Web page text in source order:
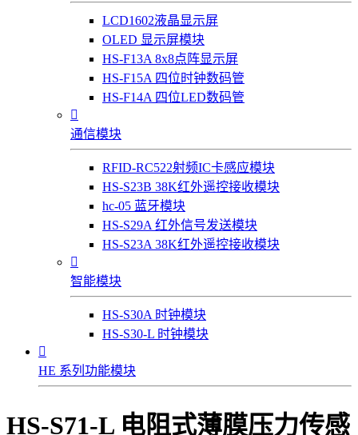
LCD1602液晶显示屏
OLED 显示屏模块
HS-F13A 8x8点阵显示屏
HS-F15A 四位时钟数码管
HS-F14A 四位LED数码管

通信模块
RFID-RC522射频IC卡感应模块
HS-S23B 38K红外遥控接收模块
hc-05 蓝牙模块
HS-S29A 红外信号发送模块
HS-S23A 38K红外遥控接收模块

智能模块
HS-S30A 时钟模块
HS-S30-L 时钟模块

HE 系列功能模块
HS-S71-L 电阻式薄膜压力传感